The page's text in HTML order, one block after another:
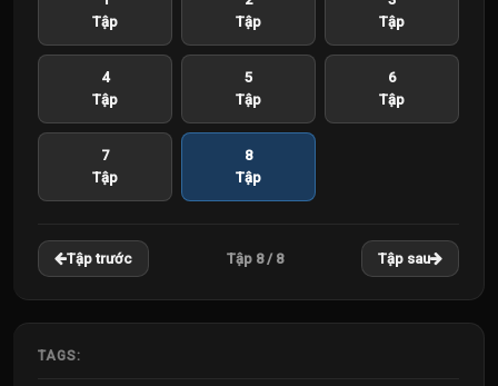
Tập
Tập
Tập
4
Tập
5
Tập
6
Tập
7
Tập
8
Tập
Tập trước Tập 8 / 8 Tập sau
TAGS: